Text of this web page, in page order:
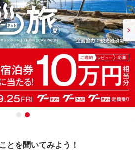
とを聞いてみよう！